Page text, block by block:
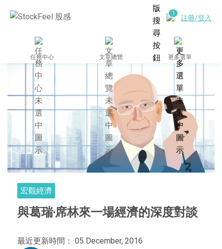
註冊/登入
任務中心 文章總覽 更多選單
宏觀經濟
與葛瑞‧席林來一場經濟的深度對談
最近更新時間： 05 December, 2016